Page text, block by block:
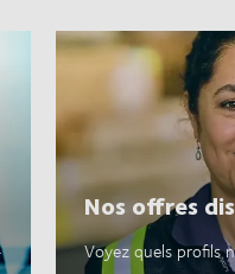
Nos offres
Voyez quels profils